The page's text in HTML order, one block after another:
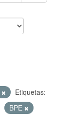
Etiquetas:
BPE